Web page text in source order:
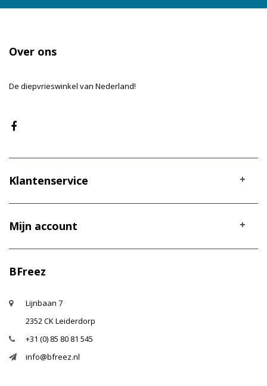
Over ons
De diepvrieswinkel van Nederland!
Klantenservice
Mijn account
BFreez
Lijnbaan 7
2352 CK Leiderdorp
+31 (0) 85 80 81 545
info@bfreez.nl